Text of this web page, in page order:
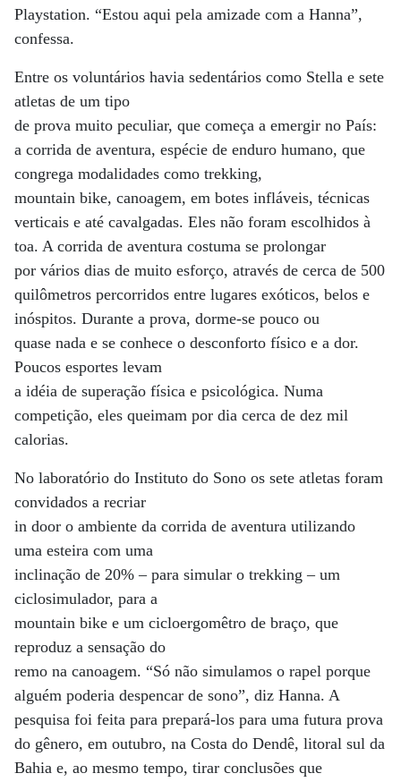
Playstation. “Estou aqui pela amizade com a Hanna”,
confessa.
Entre os voluntários havia sedentários como Stella e sete
atletas de um tipo
de prova muito peculiar, que começa a emergir no País:
a corrida de aventura, espécie de enduro humano, que
congrega modalidades como trekking,
mountain bike, canoagem, em botes infláveis, técnicas
verticais e até cavalgadas. Eles não foram escolhidos à
toa. A corrida de aventura costuma se prolongar
por vários dias de muito esforço, através de cerca de 500
quilômetros percorridos entre lugares exóticos, belos e
inóspitos. Durante a prova, dorme-se pouco ou
quase nada e se conhece o desconforto físico e a dor.
Poucos esportes levam
a idéia de superação física e psicológica. Numa
competição, eles queimam por dia cerca de dez mil
calorias.
No laboratório do Instituto do Sono os sete atletas foram
convidados a recriar
in door o ambiente da corrida de aventura utilizando
uma esteira com uma
inclinação de 20% – para simular o trekking – um
ciclosimulador, para a
mountain bike e um cicloergomêtro de braço, que
reproduz a sensação do
remo na canoagem. “Só não simulamos o rapel porque
alguém poderia despencar de sono”, diz Hanna. A
pesquisa foi feita para prepará-los para uma futura prova
do gênero, em outubro, na Costa do Dendê, litoral sul da
Bahia e, ao mesmo tempo, tirar conclusões que